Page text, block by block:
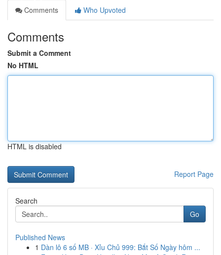
Comments
Who Upvoted
Comments
Submit a Comment
No HTML
HTML is disabled
Report Page
Search
Go
Published News
1 Dàn lô 6 số MB · Xỉu Chủ 999: Bắt Số Ngày hôm ...